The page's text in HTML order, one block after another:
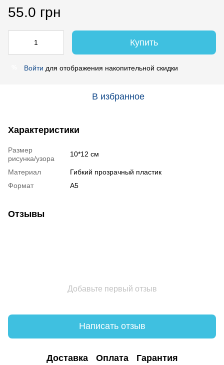
55.0 грн
Купить
Войти для отображения накопительной скидки
В избранное
Характеристики
Размер
рисунка/узора
10*12 см
Материал
Гибкий прозрачный пластик
Формат
А5
Отзывы
Добавьте первый отзыв
Написать отзыв
Доставка Оплата Гарантия